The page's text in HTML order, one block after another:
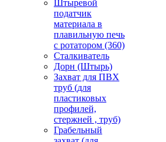
Штыревой
податчик
материала в
плавильную печь
с ротатором (360)
Сталкиватель
Дорн (Штырь)
Захват для ПВХ
труб (для
пластиковых
профилей,
стержней , труб)
Грабельный